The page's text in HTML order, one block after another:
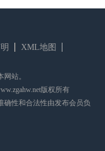
XML地图
网站。
版权所有
确性和合法性由发布会员负